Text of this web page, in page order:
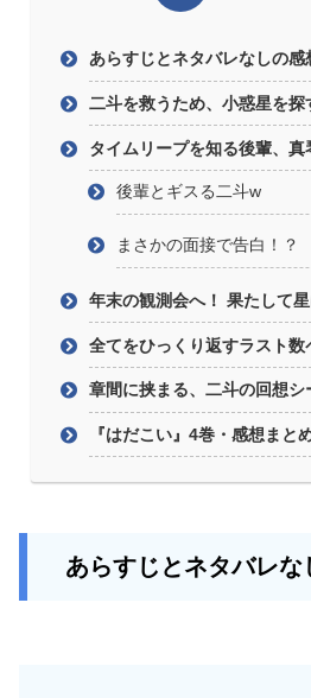
あらすじとネタバレなしの感
二斗を救うため、小惑星を探
タイムリープを知る後輩、真
後輩とギスる二斗w
まさかの面接で告白！？
年末の観測会へ！ 果たして
全てをひっくり返すラスト数
章間に挟まる、二斗の回想シ
『はだこい』4巻・感想まと
あらすじとネタバレな